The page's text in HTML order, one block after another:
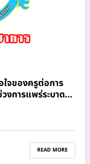
จของครูต่อการ
งการแพร่ระบาด
READ MORE